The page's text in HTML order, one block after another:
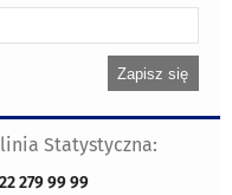
Statystyczna:
22 279 99 99